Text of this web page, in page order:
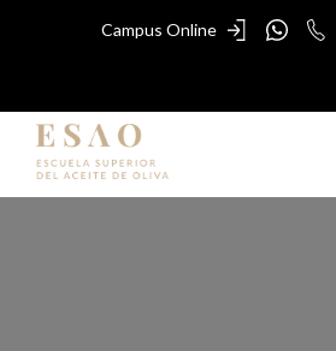
Campus Online
ESAO